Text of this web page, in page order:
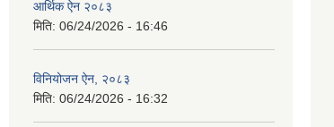
आर्थिक ऐन २०८३
मिति: 06/24/2026 - 16:46
विनियोजन ऐन, २०८३
मिति: 06/24/2026 - 16:32